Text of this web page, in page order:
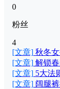
0
粉丝
4
[文章] 秋冬
[文章] 解锁
[文章] 5大法
[文章] 阔腿